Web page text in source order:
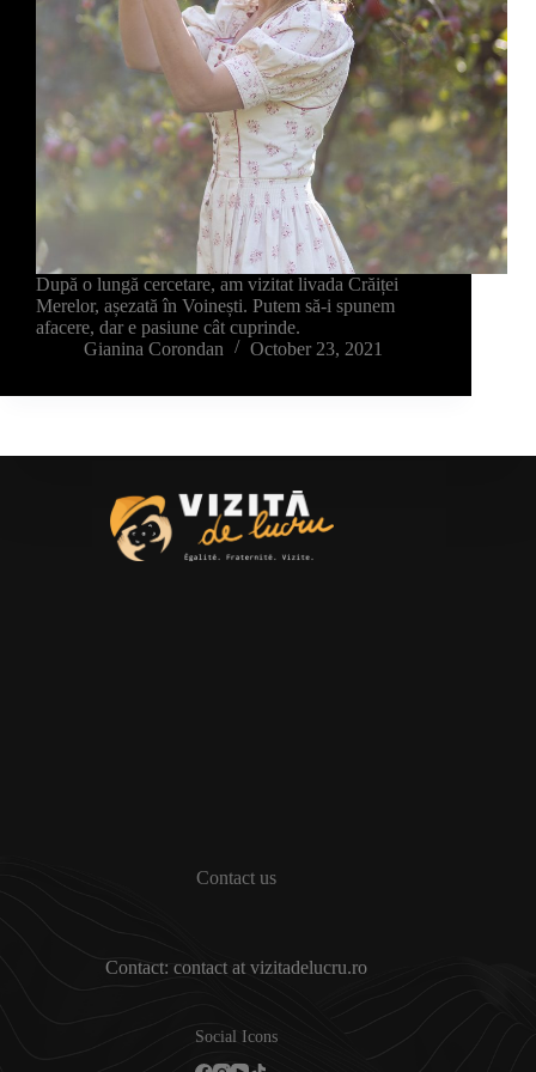
După o lungă cercetare, am vizitat livada Crăiței
Merelor, așezată în Voinești. Putem să-i spunem
afacere, dar e pasiune cât cuprinde.
Gianina Corondan
October 23, 2021
Contact us
Contact: contact at vizitadelucru.ro
Social Icons